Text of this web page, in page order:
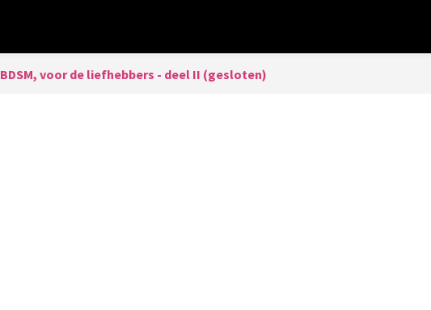
BDSM, voor de liefhebbers - deel II (gesloten)